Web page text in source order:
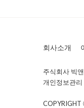
회사소개
주식회사 빅
개인정보관
COPYRIGHT